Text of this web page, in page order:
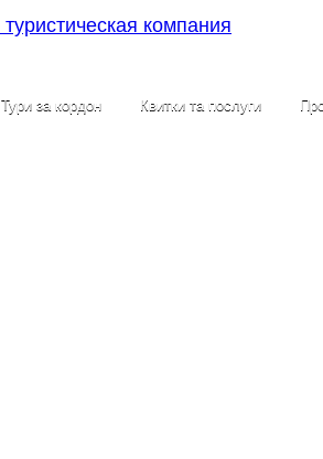
Тури за кордон Квитки та послуги